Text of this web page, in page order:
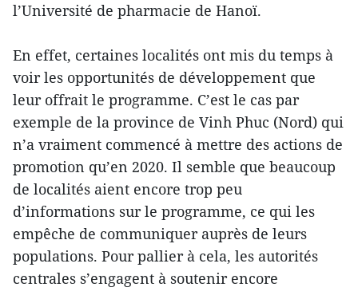
l’Université de pharmacie de Hanoï.
En effet, certaines localités ont mis du temps à
voir les opportunités de développement que
leur offrait le programme. C’est le cas par
exemple de la province de Vinh Phuc (Nord) qui
n’a vraiment commencé à mettre des actions de
promotion qu’en 2020. Il semble que beaucoup
de localités aient encore trop peu
d’informations sur le programme, ce qui les
empêche de communiquer auprès de leurs
populations. Pour pallier à cela, les autorités
centrales s’engagent à soutenir encore